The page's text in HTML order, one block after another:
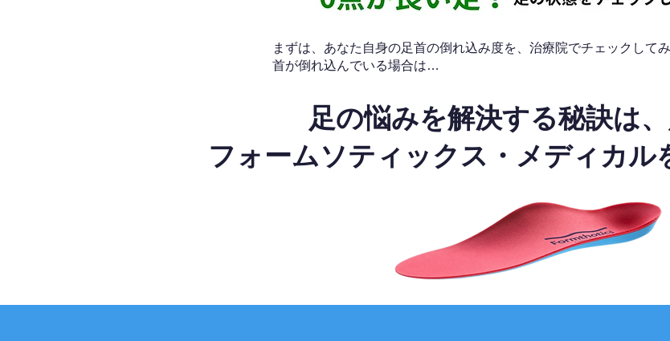
まずは、あなた自身の足首の倒れ込み度を、治療院でチェックして
首が倒れ込んでいる場合は…
足の悩みを解決する秘訣は
フォームソティックス・メディカル